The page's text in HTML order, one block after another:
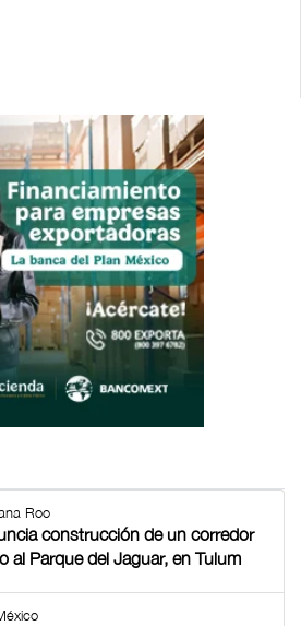
Roo
construcción de un corredor
al Parque del Jaguar, en Tulum